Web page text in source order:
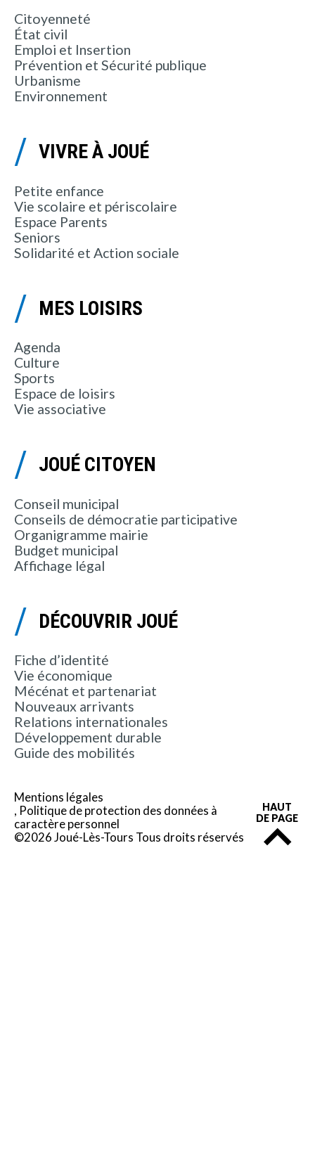
Citoyenneté
État civil
Emploi et Insertion
Prévention et Sécurité publique
Urbanisme
Environnement
VIVRE À JOUÉ
Petite enfance
Vie scolaire et périscolaire
Espace Parents
Seniors
Solidarité et Action sociale
MES LOISIRS
Agenda
Culture
Sports
Espace de loisirs
Vie associative
JOUÉ CITOYEN
Conseil municipal
Conseils de démocratie participative
Organigramme mairie
Budget municipal
Affichage légal
DÉCOUVRIR JOUÉ
Fiche d’identité
Vie économique
Mécénat et partenariat
Nouveaux arrivants
Relations internationales
Développement durable
Guide des mobilités
Mentions légales
Politique de protection des données à
caractère personnel
©2026 Joué-Lès-Tours Tous droits réservés
HAUT
DE PAGE